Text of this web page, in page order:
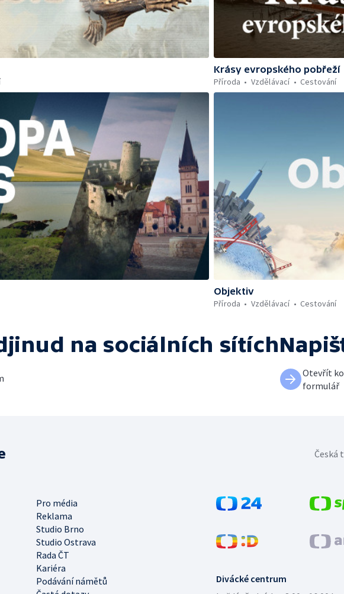
Krásy evropského pobřeží
Příroda
Vzdělávací Cestování
Objektiv
Příroda
Vzdělávací Cestování
na sociálních sítích
Otevřít
formulář
Divácké centrum
Pro média
Reklama
Studio Brno
Studio Ostrava
Rada ČT
Kariéra
Podávání námětů
Česká